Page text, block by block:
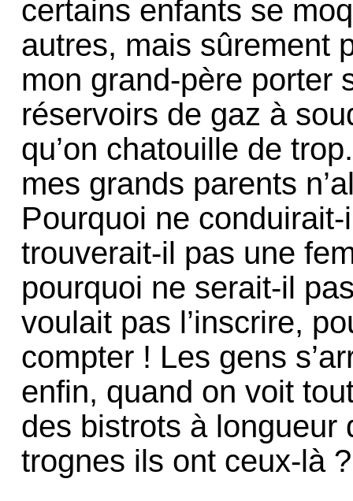
certains enfants se
autres, mais sûrement
mon grand-père porter
réservoirs de gaz à
qu’on chatouille de
mes grands parents
Pourquoi ne
trouverait-il pas une
pourquoi ne serait-il
voulait pas l’inscrire,
compter ! Les gens
enfin, quand on voit
des bistrots à longueur
trognes ils ont ceux-là ?